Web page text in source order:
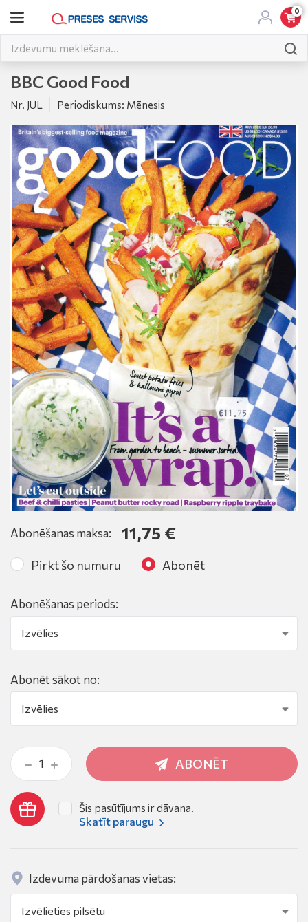
0
BBC Good Food
Nr. JUL Periodiskums: Mēnesis
Abonēšanas maksa: 11,75 €
Pirkt šo numuru Abonēt
Abonēšanas periods:
Abonēt sākot no:
ABONĒT
Šis pasūtījums ir dāvana.
Skatīt paraugu
Izdevuma pārdošanas vietas: